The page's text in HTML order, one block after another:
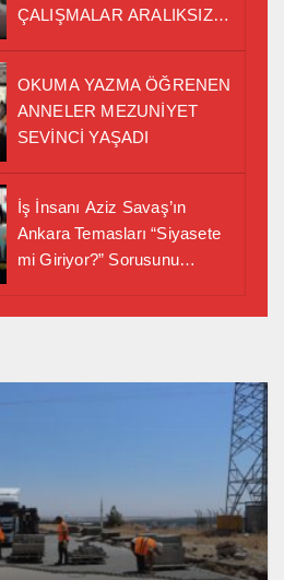
ÇALIŞMALAR ARALIKSIZ
OKUMA YAZMA ÖĞRENEN
ANNELER MEZUNİYET
SEVİNCİ YAŞADI
İş İnsanı Aziz Savaş’ın
Ankara Temasları “Siyasete
mi Giriyor?” Sorusunu